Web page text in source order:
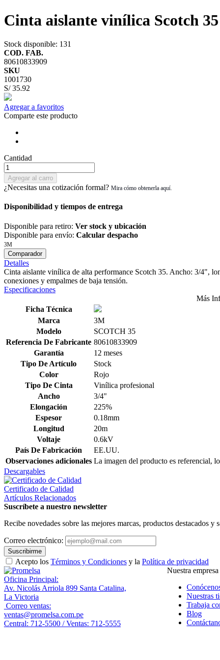
Cinta aislante vinílica Scotch
Stock disponible: 131
COD. FAB.
80610833909
SKU
1001730
S/ 35.92
Agregar a favoritos
Comparte este producto
Cantidad
Agregar al carro
¿Necesitas una cotización formal?
Disponibilidad y tiempos de entrega
Disponible para retiro: Ver stock y ubicación
Disponible para envío: Calcular despacho
3M
Comparador
Detalles
Cinta aislante vinílica de alta performance Scotch 35. Ancho: 3/4",
conexiones y empalmes de baja tensión.
Especificaciones
Más
Ficha Técnica
Marca
3M
Modelo
SCOTCH 35
Referencia De Fabricante 80610833909
Garantía
12 meses
Tipo De Artículo
Stock
Color
Rojo
Tipo De Cinta
Vinílica profesional
Ancho
3/4"
Elongación
225%
Espesor
0.18mm
Longitud
20m
Voltaje
0.6kV
País De Fabricación
EE.UU.
Observaciones adicionales La imagen del producto es referencial,
Descargables
Certificado de Calidad
Artículos Relacionados
Suscríbete a nuestro newsletter
Recibe novedades sobre las mejores marcas, productos destacados y
Correo electrónico:
Suscribirme
Acepto los Términos y Condiciones y la Política de privacidad
Oficina Principal:
Av. Nicolás Arriola 899 Santa Catalina,
La Victoria
Correo ventas:
ventas@promelsa.com.pe
Central: 712-5500 / Ventas: 712-5555
Nuestra empresa
Nuestras
Trabaja
Blog